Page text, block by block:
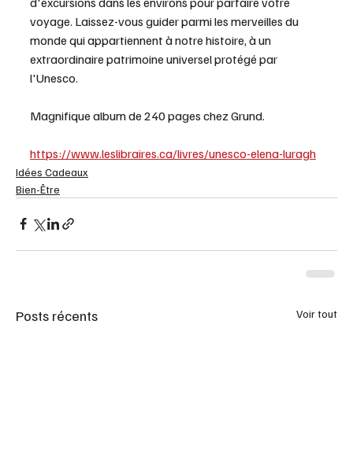
voyage. Laissez-vous guider parmi les merveilles du
monde qui appartiennent à notre histoire, à un
extraordinaire patrimoine universel protégé par
l'Unesco.
Magnifique album de 240 pages chez Grund.
https://www.leslibraires.ca/livres/unesco-elena-luragh
Idées Cadeaux
Bien-Être
Posts récents Voir tout